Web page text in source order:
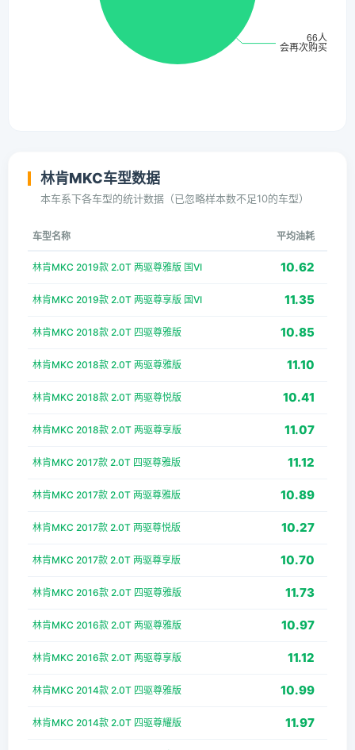
林肯MKC车型数据
本车系下各车型的统计数据（已忽略样本数不足10的车型）
车型名称 平均油耗
林肯MKC 2019款 2.0T 两驱尊雅版 国VI 10.62
林肯MKC 2019款 2.0T 两驱尊享版 国VI 11.35
林肯MKC 2018款 2.0T 四驱尊雅版 10.85
林肯MKC 2018款 2.0T 两驱尊雅版 11.10
林肯MKC 2018款 2.0T 两驱尊悦版 10.41
林肯MKC 2018款 2.0T 两驱尊享版 11.07
林肯MKC 2017款 2.0T 四驱尊雅版 11.12
林肯MKC 2017款 2.0T 两驱尊雅版 10.89
林肯MKC 2017款 2.0T 两驱尊悦版 10.27
林肯MKC 2017款 2.0T 两驱尊享版 10.70
林肯MKC 2016款 2.0T 四驱尊雅版 11.73
林肯MKC 2016款 2.0T 两驱尊雅版 10.97
林肯MKC 2016款 2.0T 两驱尊享版 11.12
林肯MKC 2014款 2.0T 四驱尊雅版 10.99
林肯MKC 2014款 2.0T 四驱尊耀版 11.97